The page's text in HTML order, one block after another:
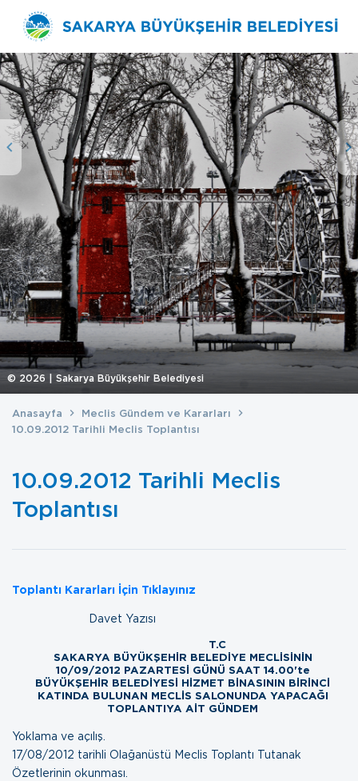
© 2026 | Sakarya Büyükşehir Belediyesi
Anasayfa
Meclis Gündem ve Kararları
10.09.2012 Tarihli Meclis Toplantısı
10.09.2012 Tarihli Meclis
Toplantısı
Toplantı Kararları İçin Tıklayınız
Davet Yazısı
T.C
SAKARYA BÜYÜKŞEHİR BELEDİYE MECLİSİNİN
10/09/2012 PAZARTESİ GÜNÜ SAAT 14.00'te
BÜYÜKŞEHİR BELEDİYESİ HİZMET BİNASININ BİRİNCİ
KATINDA BULUNAN MECLİS SALONUNDA YAPACAĞI
TOPLANTIYA AİT GÜNDEM
Yoklama ve açılış.
17/08/2012 tarihli Olağanüstü Meclis Toplantı Tutanak
Özetlerinin okunması